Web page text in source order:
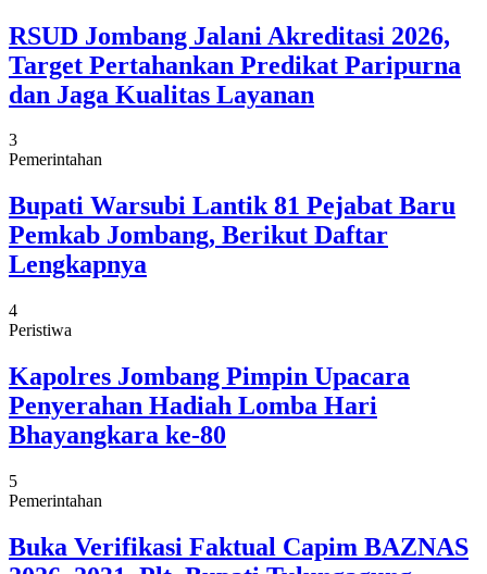
RSUD Jombang Jalani Akreditasi 2026,
Target Pertahankan Predikat Paripurna
dan Jaga Kualitas Layanan
3
Pemerintahan
Bupati Warsubi Lantik 81 Pejabat Baru
Pemkab Jombang, Berikut Daftar
Lengkapnya
4
Peristiwa
Kapolres Jombang Pimpin Upacara
Penyerahan Hadiah Lomba Hari
Bhayangkara ke-80
5
Pemerintahan
Buka Verifikasi Faktual Capim BAZNAS